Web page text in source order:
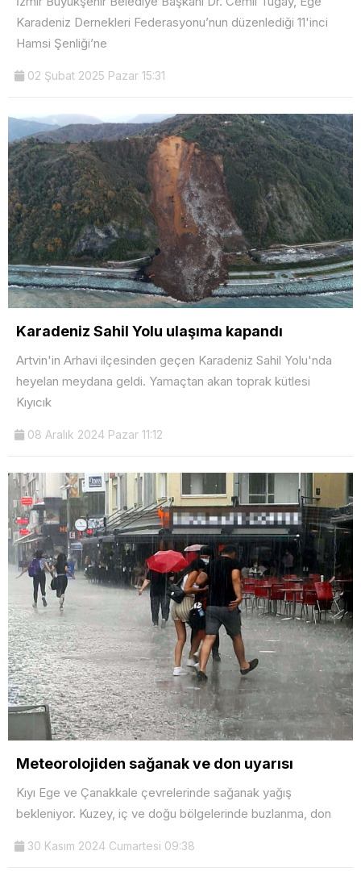
Karadeniz Dernekleri Federasyonu’nun düzenlediği 11'inci
Hamsi Şenliği’ne
02 Şubat 2025 Pazar 15:31
Karadeniz Sahil Yolu ulaşıma kapandı
Artvin'in Arhavi ilçesinden geçen Karadeniz Sahil Yolu'nda
heyelan meydana geldi. Yamaçtan akan toprak kütlesi
Kıyıcık
08 Aralık 2024 Pazar 11:12
Meteorolojiden sağanak ve don uyarısı
Kıyı Ege ve Çanakkale çevrelerinde sağanak yağış
bekleniyor. Kuzey, iç ve doğu bölgelerinde buzlanma, don
30 Kasım 2024 Cumartesi 09:38